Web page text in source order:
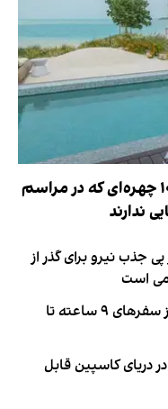
لیست ممنوعه کریستیانو؛ ۱۰ چهره‌ای که در مراسم
ندارند
جذب نیرو برای گذر از
است
روایت فداکاری‌های محمد صلاح؛ از سفرهای ۹ ساعته تا
دریای کاسپین قابل